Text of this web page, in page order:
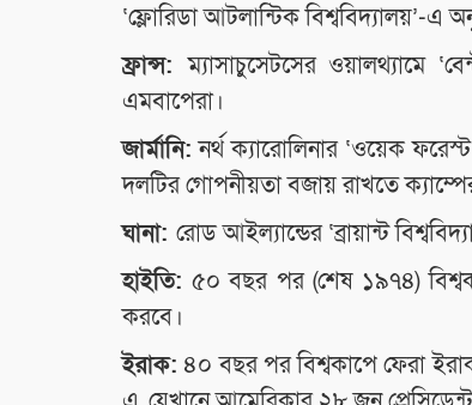
‘ফ্লোরিডা আটলান্টিক বিশ্ববিদ্যালয়’-এ
ফ্রান্স:ম্যাসাচুসেটসের ওয়ালথ্যামে
এমবাপেরা।
জার্মানি:নর্থ ক্যারোলিনার ‘ওয়েক
দলটির গোপনীয়তা বজায় রাখতে
ঘানা: রোড আইল্যান্ডের ‘ব্রায়ান্ট
হাইতি: ৫০ বছর পর (শেষ ১৯৭৪)
করবে।
ইরাক: ৪০ বছর পর বিশ্বকাপে ফেরা ইরাক